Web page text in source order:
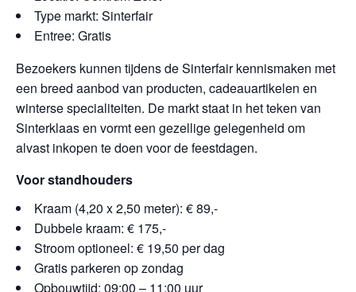
Type markt: Sinterfair
Entree: Gratis
Bezoekers kunnen tijdens de Sinterfair kennismaken met
een breed aanbod van producten, cadeauartikelen en
winterse specialiteiten. De markt staat in het teken van
Sinterklaas en vormt een gezellige gelegenheid om
alvast inkopen te doen voor de feestdagen.
Voor standhouders
Kraam (4,20 x 2,50 meter): € 89,-
Dubbele kraam: € 175,-
Stroom optioneel: € 19,50 per dag
Gratis parkeren op zondag
Opbouwtijd: 09:00 – 11:00 uur